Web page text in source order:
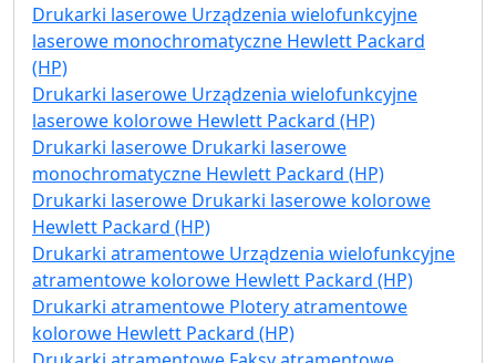
Drukarki laserowe Urządzenia wielofunkcyjne
laserowe monochromatyczne Hewlett Packard
(HP)
Drukarki laserowe Urządzenia wielofunkcyjne
laserowe kolorowe Hewlett Packard (HP)
Drukarki laserowe Drukarki laserowe
monochromatyczne Hewlett Packard (HP)
Drukarki laserowe Drukarki laserowe kolorowe
Hewlett Packard (HP)
Drukarki atramentowe Urządzenia wielofunkcyjne
atramentowe kolorowe Hewlett Packard (HP)
Drukarki atramentowe Plotery atramentowe
kolorowe Hewlett Packard (HP)